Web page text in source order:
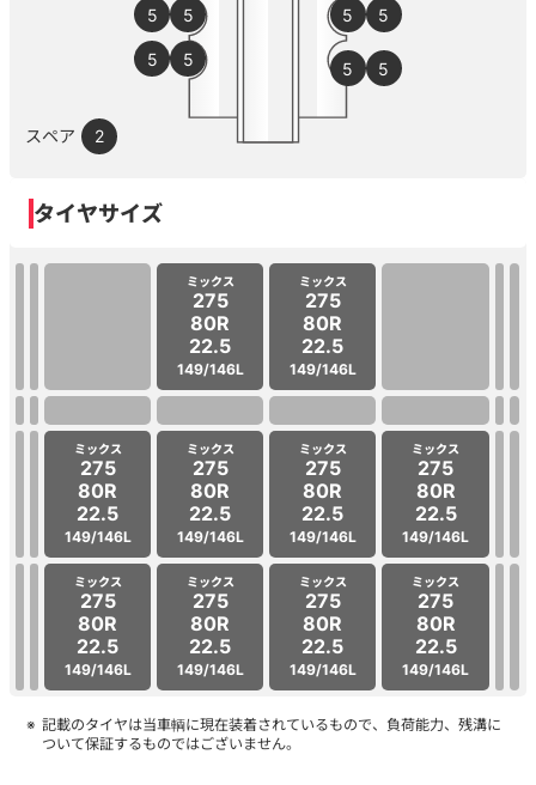
5
5 5 5
5
5
5 5
スペア 2
タイヤサイズ
ミックス
275
80R
22.5
149/146L
ミックス
275
80R
22.5
149/146L
ミックス
275
80R
22.5
149/146L
ミックス
275
80R
22.5
149/146L
ミックス
275
80R
22.5
149/146L
ミックス
275
80R
22.5
149/146L
ミックス
275
80R
22.5
149/146L
ミックス
275
80R
22.5
149/146L
ミックス
275
80R
22.5
149/146L
ミックス
275
80R
22.5
149/146L
記載のタイヤは当車輌に現在装着されているもので、負荷能力、残溝に
ついて保証するものではございません。